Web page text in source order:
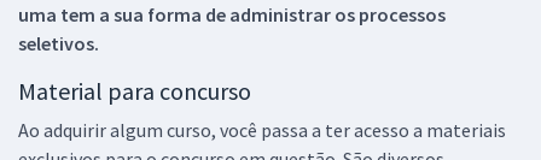
uma tem a sua forma de administrar os processos
seletivos.
Material para concurso
Ao adquirir algum curso, você passa a ter acesso a materiais